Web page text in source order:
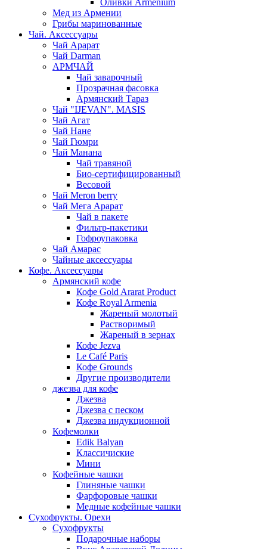
Оливки Armenium
Мед из Армении
Грибы маринованные
Чай. Аксессуары
Чай Арарат
Чай Darman
АРМЧАЙ
Чай заварочный
Прозрачная фасовка
Армянский Тараз
Чай "IJEVAN". MASIS
Чай Агат
Чай Нане
Чай Гюмри
Чай Манана
Чай травяной
Био-сертифицированный
Весовой
Чай Meron berry
Чай Мега Арарат
Чай в пакете
Фильтр-пакетики
Гофроупаковка
Чай Амарас
Чайные аксессуары
Кофе. Аксессуары
Армянский кофе
Кофе Gold Ararat Product
Кофе Royal Armenia
Жареный молотый
Растворимый
Жареный в зернах
Кофе Jezva
Le Café Paris
Кофе Grounds
Другие производители
джезва для кофе
Джезва
Джезва с песком
Джезва индукционной
Кофемолки
Edik Balyan
Классичиские
Мини
Кофейные чашки
Глиняные чашки
Фарфоровые чашки
Медные кофейные чашки
Сухофрукты. Орехи
Сухофрукты
Подарочные наборы